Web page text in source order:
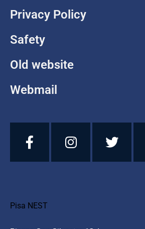
Privacy Policy
Safety
Old website
Webmail
Pisa NEST